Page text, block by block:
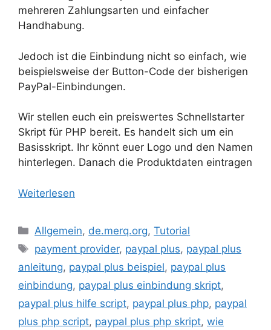
mehreren Zahlungsarten und einfacher
Handhabung.
Jedoch ist die Einbindung nicht so einfach, wie
beispielsweise der Button-Code der bisherigen
PayPal-Einbindungen.
Wir stellen euch ein preiswertes Schnellstarter
Skript für PHP bereit. Es handelt sich um ein
Basisskript. Ihr könnt euer Logo und den Namen
hinterlegen. Danach die Produktdaten eintragen
Weiterlesen
Kategorien
Allgemein, de.merq.org,Tutorial
Schlagwörter
payment provider, paypal plus, paypal plus
anleitung, paypal plus beispiel, paypal plus
einbindung, paypal plus einbindung skript,
paypal plus hilfe script, paypal plus php, paypal
plus php script, paypal plus php skript, wie